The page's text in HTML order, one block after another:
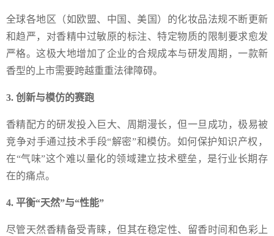
全球各地区（如欧盟、中国、美国）的化妆品法规不断更新
和趋严，对香精中过敏原的标注、特定物质的限制要求愈发
严格。这极大地增加了企业的合规成本与研发周期，一款新
香型的上市需要跨越重重法律障碍。
3. 创新与模仿的赛跑
香精配方的研发投入巨大、周期漫长，但一旦成功，极易被
竞争对手通过技术手段“解密”和模仿。如何保护知识产权，
在“气味”这个难以量化的领域建立技术壁垒，是行业长期存
在的痛点。
4. 平衡“天然”与“性能”
尽管天然香精备受青睐，但其在稳定性、留香时间和色彩上